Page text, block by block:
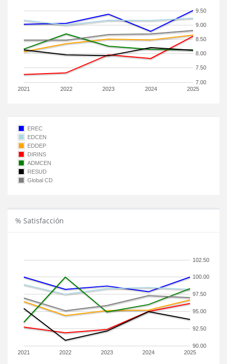
2021 2022 2023 2024 2025
7.00
7.50
8.00
8.50
9.00
9.50
EREC
EDCEN
EDDEP
DIRINS
ADMCEN
RESUD
Global CD
% Satisfacción
2021 2022 2023 2024 2025
90.00
92.50
95.00
97.50
100.00
102.50